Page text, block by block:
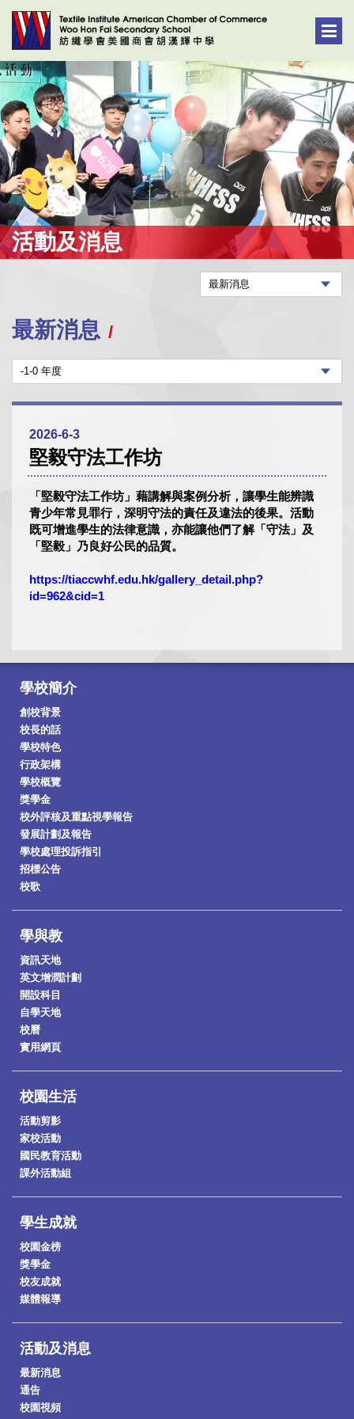
活動及消息
最新消息
2026-6-3
堅毅守法工作坊
「堅毅守法工作坊」藉講解與案例分析，讓學生能辨識
青少年常見罪行，深明守法的責任及違法的後果。活動
既可增進學生的法律意識，亦能讓他們了解「守法」及
「堅毅」乃良好公民的品質。
https://tiaccwhf.edu.hk/gallery_detail.php?
id=962&cid=1
學校簡介
創校背景
校長的話
學校特色
行政架構
學校概覽
獎學金
校外評核及重點視學報告
發展計劃及報告
學校處理投訴指引
招標公告
校歌
學與教
資訊天地
英文增潤計劃
開設科目
自學天地
校曆
實用網頁
校園生活
活動剪影
家校活動
國民教育活動
課外活動組
學生成就
校園金榜
獎學金
校友成就
媒體報導
活動及消息
最新消息
通告
校園視頻